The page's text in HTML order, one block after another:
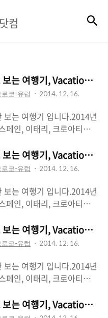
컴
보는 여행기, Vacation (4/
코-유럽
2014. 12. 16.
보는 여행기 입니다.2014년
페인, 이태리, 크로아티아,
보는 여행기, Vacation (3/
코-유럽
2014. 12. 16.
보는 여행기 입니다.2014년
페인, 이태리, 크로아티아,
보는 여행기, Vacation (2/
코-유럽
2014. 12. 16.
보는 여행기 입니다.2014년
페인, 이태리, 크로아티아,
보는 여행기, Vacation (1/